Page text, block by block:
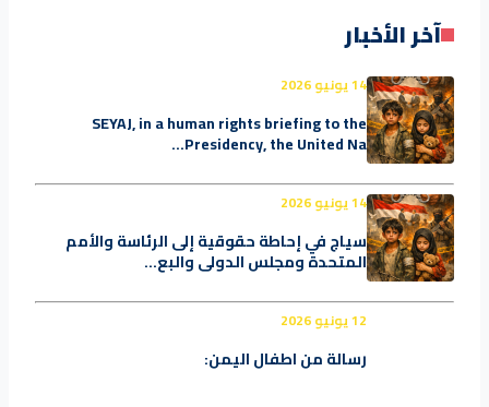
آخر الأخبار
14 يونيو 2026
SEYAJ, in a human rights briefing to the
Presidency, the United Na...
14 يونيو 2026
سياج في إحاطة حقوقية إلى الرئاسة والأمم
المتحدة ومجلس الدولي والبع...
12 يونيو 2026
رسالة من اطفال اليمن: